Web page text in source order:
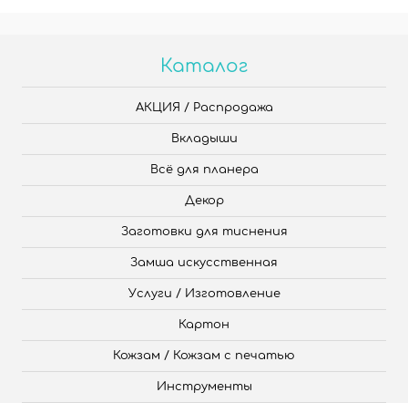
Каталог
АКЦИЯ / Распродажа
Вкладыши
Всё для планера
Декор
Заготовки для тиснения
Замша искусственная
Услуги / Изготовление
Картон
Кожзам / Кожзам с печатью
Инструменты